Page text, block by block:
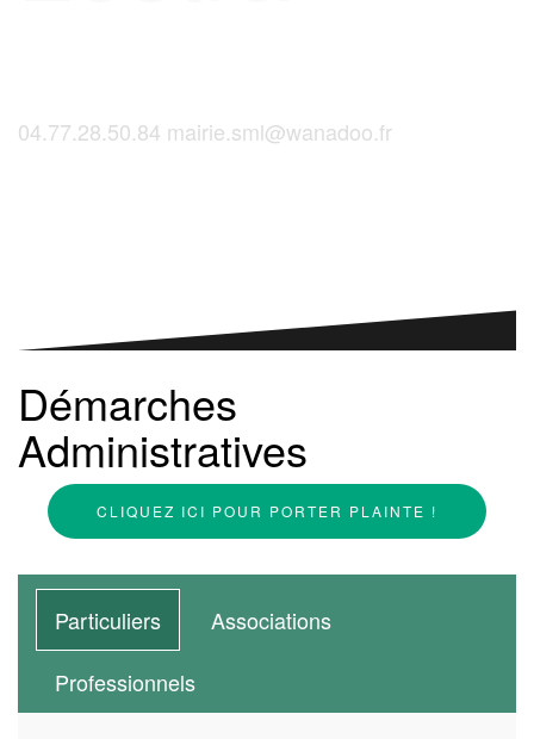
04.77.28.50.84 mairie.sml@wanadoo.fr
Démarches
Administratives
CLIQUEZ ICI POUR PORTER PLAINTE !
Particuliers
Associations
Professionnels